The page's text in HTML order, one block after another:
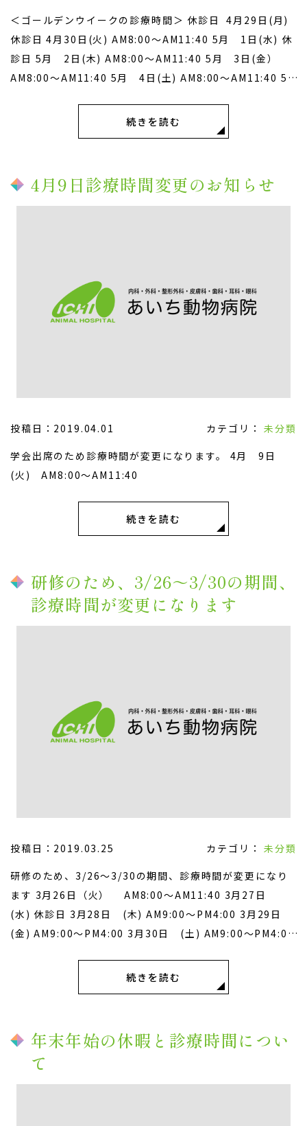
＜ゴールデンウイークの診療時間＞ 休診日 4月29日(月)
休診日 4月30日(火) AM8:00～AM11:40 5月 1日(水) 休
診日 5月 2日(木) AM8:00～AM11:40 5月 3日(金）
AM8:00～AM11:40 5月 4日(土) AM8:00～AM11:40 5
続きを読む
4月9日診療時間変更のお知らせ
投稿日：2019.04.01 カテゴリ：未分類
学会出席のため診療時間が変更になります。 4月 9日
(火) AM8:00～AM11:40
続きを読む
研修のため、3/26～3/30の期間、
診療時間が変更になります
投稿日：2019.03.25 カテゴリ：未分類
研修のため、3/26～3/30の期間、診療時間が変更になり
ます 3月26日（火） AM8:00～AM11:40 3月27日
(水) 休診日 3月28日 (木) AM9:00～PM4:00 3月29日
(金) AM9:00～PM4:00 3月30日 (土) AM9:00～PM4:00
続きを読む
年末年始の休暇と診療時間につい
て